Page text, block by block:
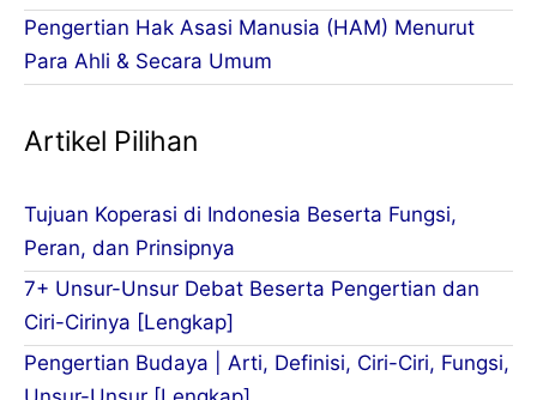
Pengertian Hak Asasi Manusia (HAM) Menurut
Para Ahli & Secara Umum
Artikel Pilihan
Tujuan Koperasi di Indonesia Beserta Fungsi,
Peran, dan Prinsipnya
7+ Unsur-Unsur Debat Beserta Pengertian dan
Ciri-Cirinya [Lengkap]
Pengertian Budaya | Arti, Definisi, Ciri-Ciri, Fungsi,